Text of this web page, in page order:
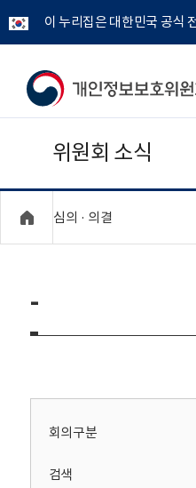
이 누리집은 대한민국 공식
개
보
보
위
회
위원회 소식
심의 · 의결
-
회의구분
검색